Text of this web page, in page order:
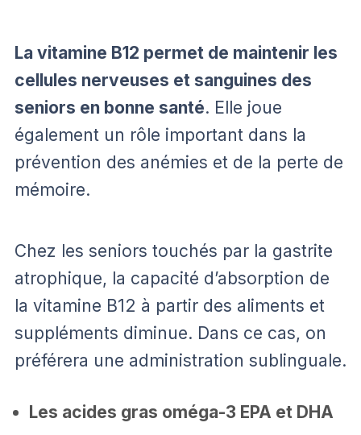
La vitamine B12 permet de maintenir les
cellules nerveuses et sanguines des
seniors en bonne santé. Elle joue
également un rôle important dans la
prévention des anémies et de la perte de
mémoire.
Chez les seniors touchés par la gastrite
atrophique, la capacité d’absorption de
la vitamine B12 à partir des aliments et
suppléments diminue. Dans ce cas, on
préférera une administration sublinguale.
Les acides gras oméga-3 EPA et DHA